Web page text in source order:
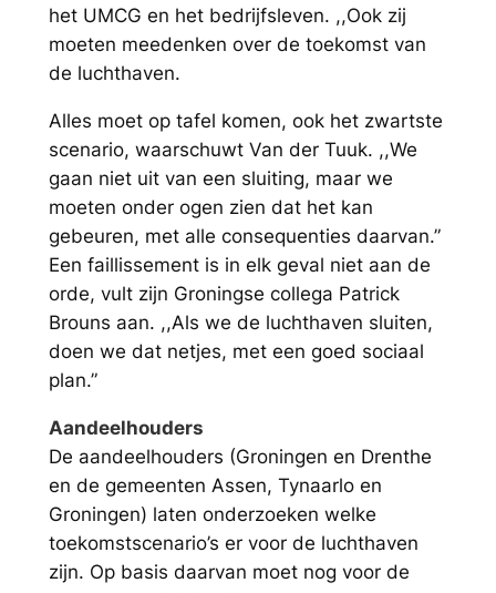
het UMCG en het bedrijfsleven. ,,Ook zij
moeten meedenken over de toekomst van
de luchthaven.
Alles moet op tafel komen, ook het zwartste
scenario, waarschuwt Van der Tuuk. ,,We
gaan niet uit van een sluiting, maar we
moeten onder ogen zien dat het kan
gebeuren, met alle consequenties daarvan.”
Een faillissement is in elk geval niet aan de
orde, vult zijn Groningse collega Patrick
Brouns aan. ,,Als we de luchthaven sluiten,
doen we dat netjes, met een goed sociaal
plan.”
Aandeelhouders
De aandeelhouders (Groningen en Drenthe
en de gemeenten Assen, Tynaarlo en
Groningen) laten onderzoeken welke
toekomstscenario’s er voor de luchthaven
zijn. Op basis daarvan moet nog voor de